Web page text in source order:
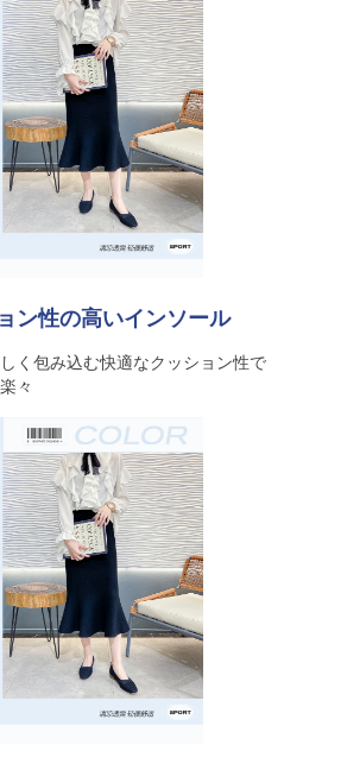
ン性の高いインソール
く包み込む快適なクッション性で
々